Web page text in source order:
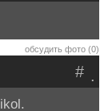
обсудить фото (0)
.
#